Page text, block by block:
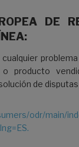
DE
producto
de
odr/main/